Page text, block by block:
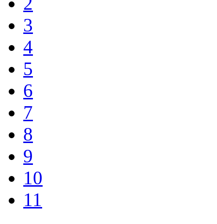
3
4
5
6
7
8
9
10
11